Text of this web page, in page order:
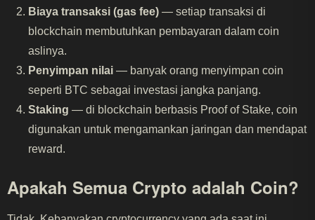
Biaya transaksi (gas fee) — setiap transaksi di
blockchain membutuhkan pembayaran dalam coin
aslinya.
Penyimpan nilai — banyak orang menyimpan coin
seperti BTC sebagai investasi jangka panjang.
Staking — di blockchain berbasis Proof of Stake, coin
digunakan untuk mengamankan jaringan dan mendapat
reward.
Apakah Semua Crypto adalah Coin?